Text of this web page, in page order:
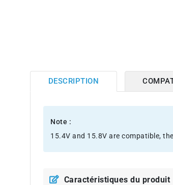
DESCRIPTION
Note :
15.4V and 15.8V are compatible,
Caractéristiques du produit